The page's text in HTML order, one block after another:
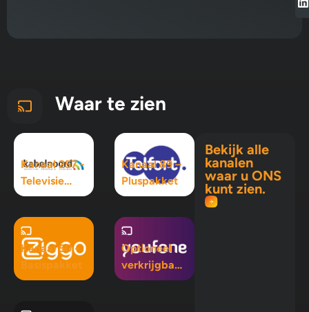
Waar te zien
Kanaal 257 -
Televisie
Maximaal
Kanaal 89 –
Pluspakket
Kanaal 50 -
Basispakket
Optioneel
verkrijgbaar
in Mix 5, Mix
Bekijk alle
kanalen
waar u ONS
kunt zien.